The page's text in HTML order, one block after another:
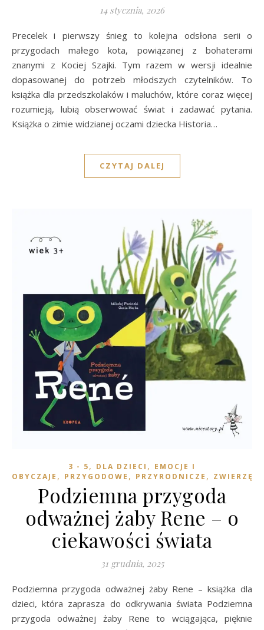
14 stycznia, 2026
Precelek i pierwszy śnieg to kolejna odsłona serii o
przygodach małego kota, powiązanej z bohaterami
znanymi z Kociej Szajki. Tym razem w wersji idealnie
dopasowanej do potrzeb młodszych czytelników. To
książka dla przedszkolaków i maluchów, które coraz więcej
rozumieją, lubią obserwować świat i zadawać pytania.
Książka o zimie widzianej oczami dziecka Historia…
CZYTAJ DALEJ
3 - 5, DLA DZIECI , EMOCJE I
OBYCZAJE , PRZYGODOWE , PRZYRODNICZE ,
Podziemna przygoda
odważnej żaby Rene – o
ciekawości świata
31 grudnia, 2025
Podziemna przygoda odważnej żaby Rene – książka dla
dzieci, która zaprasza do odkrywania świata Podziemna
przygoda odważnej żaby Rene to wciągająca, pięknie